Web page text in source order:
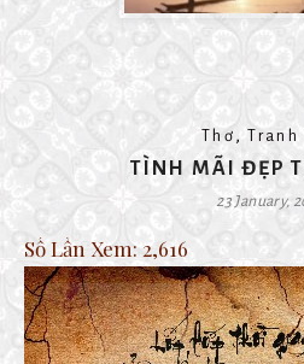
Thơ ,
TÌNH MÃI ĐẸP
23 January,
Số Lần Xem: 2,616